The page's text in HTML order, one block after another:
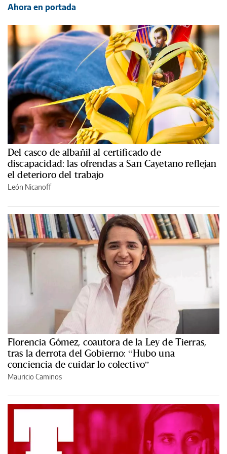
Ahora en portada
Del casco de albañil al certificado de
discapacidad: las ofrendas a San Cayetano reflejan
el deterioro del trabajo
León Nicanoff
Florencia Gómez, coautora de la Ley de Tierras,
tras la derrota del Gobierno: “Hubo una
conciencia de cuidar lo colectivo”
Mauricio Caminos